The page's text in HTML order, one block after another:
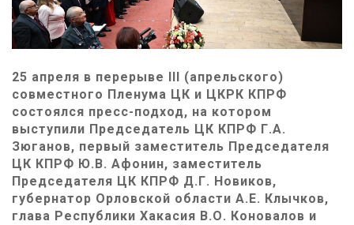
25 апреля в перерыве III (апрельского)
совместного Пленума ЦК и ЦКРК КПРФ
состоялся пресс-подход, на котором
выступили Председатель ЦК КПРФ Г.А.
Зюганов, первый заместитель Председателя
ЦК КПРФ Ю.В. Афонин, заместитель
Председателя ЦК КПРФ Д.Г. Новиков,
губернатор Орловской области А.Е. Клычков,
глава Республики Хакасия В.О. Коновалов и